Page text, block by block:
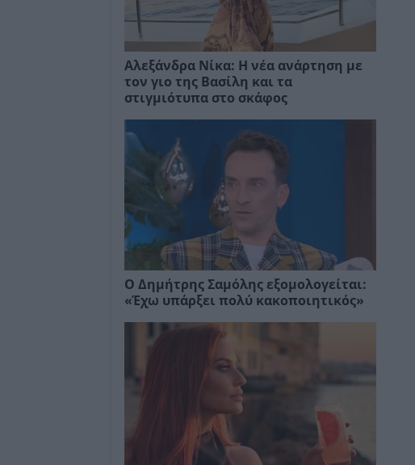
Αλεξάνδρα Νίκα: Η νέα ανάρτηση με
τον γιο της Βασίλη και τα
στιγμιότυπα στο σκάφος
Ο Δημήτρης Σαμόλης εξομολογείται:
«Έχω υπάρξει πολύ κακοποιητικός»